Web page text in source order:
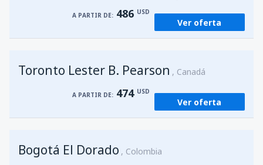
A PARTIR DE: 486 USD
Ver oferta
Toronto Lester B. Pearson Canadá
A PARTIR DE: 474 USD
Ver oferta
Bogotá El Dorado Colombia